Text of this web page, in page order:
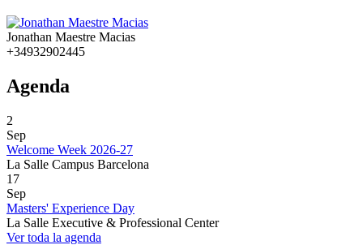
Jonathan Maestre Macias
+34932902445
Agenda
2
Sep
Welcome Week 2026-27
La Salle Campus Barcelona
17
Sep
Masters' Experience Day
La Salle Executive & Professional Center
Ver toda la agenda